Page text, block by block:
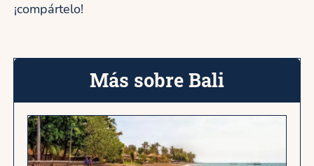
¡compártelo!
Más sobre Bali